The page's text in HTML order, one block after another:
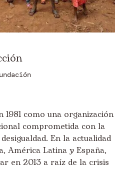
1981 como una organización
comprometida con la
En la actualidad
América Latina y España,
en 2013 a raíz de la crisis